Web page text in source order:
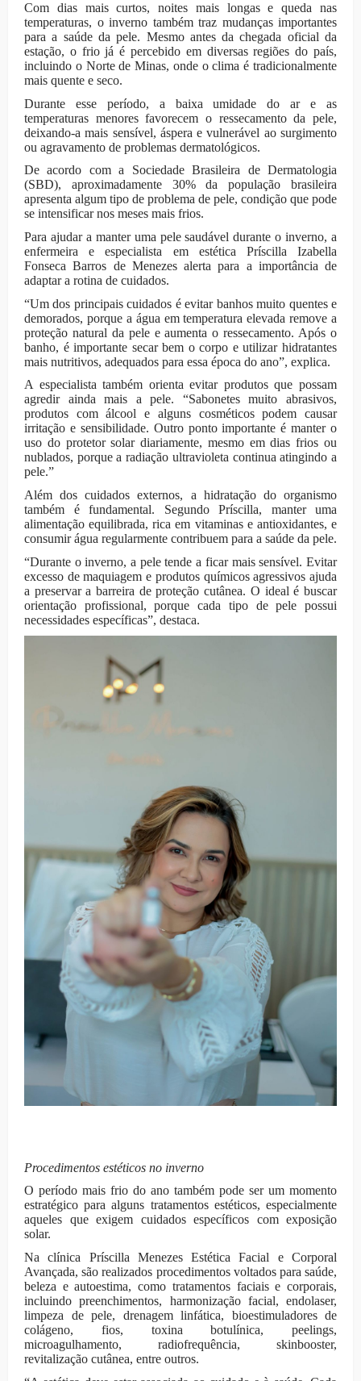
Com dias mais curtos, noites mais longas e queda nas
temperaturas, o inverno também traz mudanças importantes
para a saúde da pele. Mesmo antes da chegada oficial da
estação, o frio já é percebido em diversas regiões do país,
incluindo o Norte de Minas, onde o clima é tradicionalmente
mais quente e seco.
Durante esse período, a baixa umidade do ar e as
temperaturas menores favorecem o ressecamento da pele,
deixando-a mais sensível, áspera e vulnerável ao surgimento
ou agravamento de problemas dermatológicos.
De acordo com a Sociedade Brasileira de Dermatologia
(SBD), aproximadamente 30% da população brasileira
apresenta algum tipo de problema de pele, condição que pode
se intensificar nos meses mais frios.
Para ajudar a manter uma pele saudável durante o inverno, a
enfermeira e especialista em estética Príscilla Izabella
Fonseca Barros de Menezes alerta para a importância de
adaptar a rotina de cuidados.
“Um dos principais cuidados é evitar banhos muito quentes e
demorados, porque a água em temperatura elevada remove a
proteção natural da pele e aumenta o ressecamento. Após o
banho, é importante secar bem o corpo e utilizar hidratantes
mais nutritivos, adequados para essa época do ano”, explica.
A especialista também orienta evitar produtos que possam
agredir ainda mais a pele. “Sabonetes muito abrasivos,
produtos com álcool e alguns cosméticos podem causar
irritação e sensibilidade. Outro ponto importante é manter o
uso do protetor solar diariamente, mesmo em dias frios ou
nublados, porque a radiação ultravioleta continua atingindo a
pele.”
Além dos cuidados externos, a hidratação do organismo
também é fundamental. Segundo Príscilla, manter uma
alimentação equilibrada, rica em vitaminas e antioxidantes, e
consumir água regularmente contribuem para a saúde da pele.
“Durante o inverno, a pele tende a ficar mais sensível. Evitar
excesso de maquiagem e produtos químicos agressivos ajuda
a preservar a barreira de proteção cutânea. O ideal é buscar
orientação profissional, porque cada tipo de pele possui
necessidades específicas”, destaca.
Procedimentos estéticos no inverno
O período mais frio do ano também pode ser um momento
estratégico para alguns tratamentos estéticos, especialmente
aqueles que exigem cuidados específicos com exposição
solar.
Na clínica Príscilla Menezes Estética Facial e Corporal
Avançada, são realizados procedimentos voltados para saúde,
beleza e autoestima, como tratamentos faciais e corporais,
incluindo preenchimentos, harmonização facial, endolaser,
limpeza de pele, drenagem linfática, bioestimuladores de
colágeno, fios, toxina botulínica, peelings,
microagulhamento, radiofrequência, skinbooster,
revitalização cutânea, entre outros.